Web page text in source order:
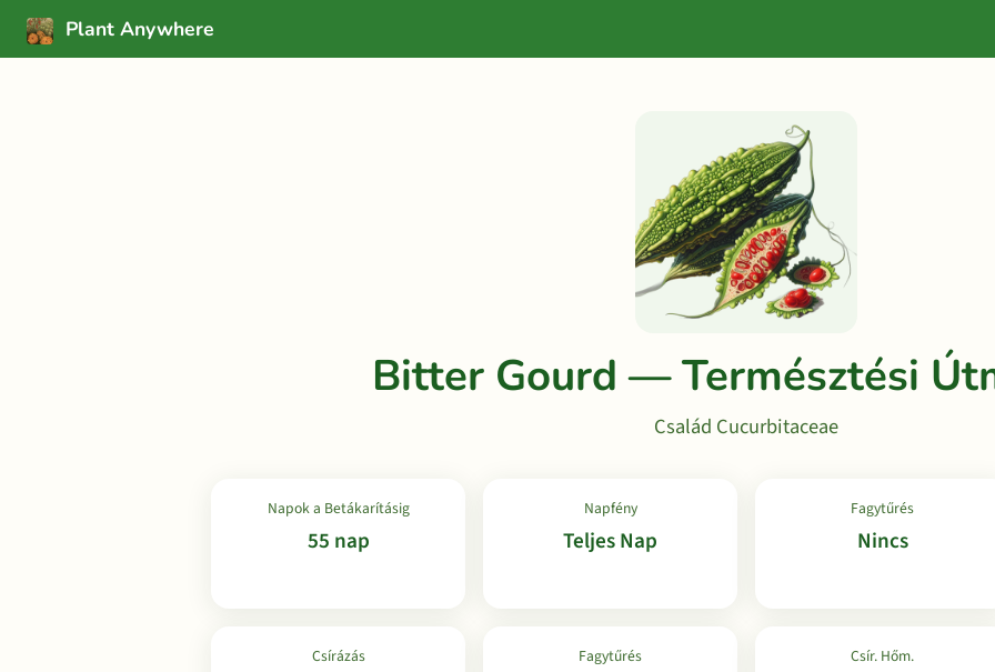
Plant Anywhere
Bitter Gourd — Természtési
Család Cucurbitaceae
Napok a Betákarításig
55 nap
Napfény
Teljes Nap
Fagytűrés
Nincs
Csírázás Fagytűrés Csír. Hőm.